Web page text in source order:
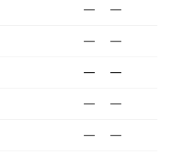
— —
— —
— —
— —
— —